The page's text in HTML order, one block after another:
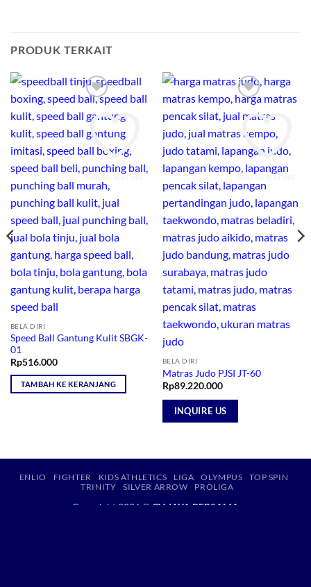
PRODUK TERKAIT
Add to wishlist
BELA DIRI
Speed Ball Gantung Kulit SBGK-
01
Rp516.000
TAMBAH KE KERANJANG
Add to wishlist
BELA DIRI
Matras Judo PJSI JT-60
Rp89.220.000
INQUIRE US
ENLIO FIGHTER KIDS ATHLETICS LIGA OLYMPUS
TOP SPIN
TRINITY
SILVER ARROW PROLIGA
Copyright 2026 © CV JAYA BERSAMA